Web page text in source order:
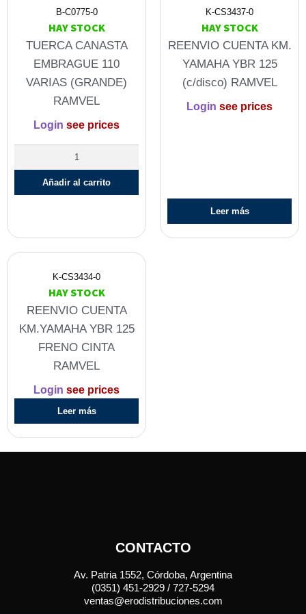
B-C0775-0
HAY STOCK
TUERCA CANASTA
EMBRAGUE 110
VARIAS (GRANDE)
RAMVEL
Login see prices
Añadir al carrito
K-CS3437-0
HAY STOCK
REENVIO CUENTA KM.
YAMAHA YBR 125
(c/disco) RAMVEL
Login see prices
Leer más
K-CS3434-0
HAY STOCK
REENVIO CUENTA
KM.YAMAHA YBR 125
FRENO CINTA
RAMVEL
Login see prices
Leer más
CONTACTO
Av. Patria 1552, Córdoba, Argentina
(0351) 451-2929 / 727-5294
ventas@erodistribuciones.com